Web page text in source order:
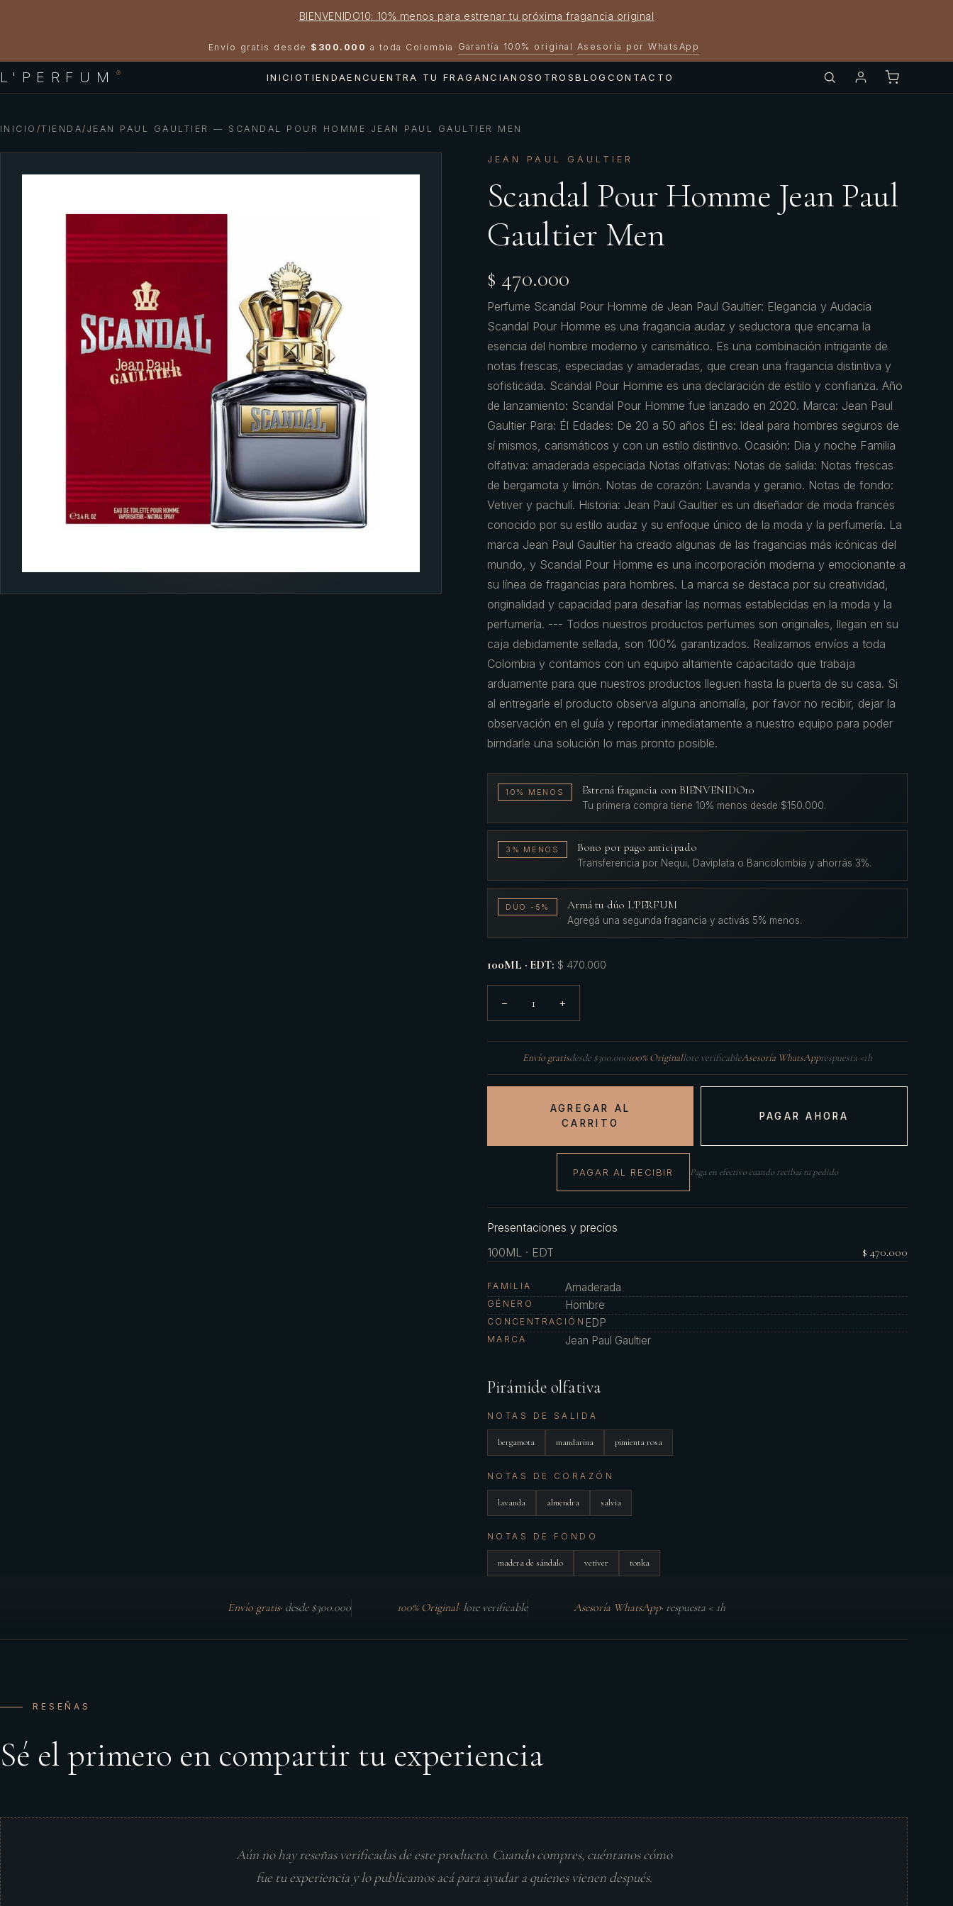
BIENVENIDO10: 10% menos para estrenar tu próxima fragancia original
Envío gratis desde $300.000 a toda Colombia · Garantía 100% original · Asesoría por WhatsApp
L'PERFUM ® INICIO TIENDAENCUENTRA TU FRAGANCIANOSOTROSBLOG CONTACTO
INICIO /TIENDA/ JEAN PAUL GAULTIER — SCANDAL POUR HOMME JEAN PAUL GAULTIER MEN
JEAN PAUL GAULTIER
Scandal Pour Homme Jean Paul
Gaultier Men
$ 470.000
Perfume Scandal Pour Homme de Jean Paul Gaultier: Elegancia y Audacia
Scandal Pour Homme es una fragancia audaz y seductora que encarna la
esencia del hombre moderno y carismático. Es una combinación intrigante de
notas frescas, especiadas y amaderadas, que crean una fragancia distintiva y
sofisticada. Scandal Pour Homme es una declaración de estilo y confianza. Año
de lanzamiento: Scandal Pour Homme fue lanzado en 2020. Marca: Jean Paul
Gaultier Para: Él Edades: De 20 a 50 años Él es: Ideal para hombres seguros de
sí mismos, carismáticos y con un estilo distintivo. Ocasión: Dia y noche Familia
olfativa: amaderada especiada Notas olfativas: Notas de salida: Notas frescas
de bergamota y limón. Notas de corazón: Lavanda y geranio. Notas de fondo:
Vetiver y pachulí. Historia: Jean Paul Gaultier es un diseñador de moda francés
conocido por su estilo audaz y su enfoque único de la moda y la perfumería. La
marca Jean Paul Gaultier ha creado algunas de las fragancias más icónicas del
mundo, y Scandal Pour Homme es una incorporación moderna y emocionante a
su línea de fragancias para hombres. La marca se destaca por su creatividad,
originalidad y capacidad para desafiar las normas establecidas en la moda y la
perfumería. --- Todos nuestros productos perfumes son originales, llegan en su
caja debidamente sellada, son 100% garantizados. Realizamos envíos a toda
Colombia y contamos con un equipo altamente capacitado que trabaja
arduamente para que nuestros productos lleguen hasta la puerta de su casa. Si
al entregarle el producto observa alguna anomalía, por favor no recibir, dejar la
observación en el guía y reportar inmediatamente a nuestro equipo para poder
birndarle una solución lo mas pronto posible.
10% MENOS Estrená fragancia con BIENVENIDO10
Tu primera compra tiene 10% menos desde $150.000.
3% MENOS Bono por pago anticipado
Transferencia por Nequi, Daviplata o Bancolombia y ahorrás 3%.
DÚO -5% Armá tu dúo L'PERFUM
Agregá una segunda fragancia y activás 5% menos.
100ML · EDT: $ 470.000
− 1 +
Envío gratisdesde $300.000100% Originallote verificableAsesoría WhatsApprespuesta <1h
AGREGAR AL
CARRITO
PAGAR AHORA
PAGAR AL RECIBIR Paga en efectivo cuando recibas tu pedido
Presentaciones y precios
100ML · EDT
$ 470.000
FAMILIA Amaderada
GÉNERO Hombre
CONCENTRACIÓN EDP
MARCA Jean Paul Gaultier
Pirámide olfativa
NOTAS DE SALIDA
bergamota mandarina pimienta rosa
NOTAS DE CORAZÓN
lavanda almendra salvia
NOTAS DE FONDO
madera de sándalo vetiver tonka
Envío gratis· desde $300.000 100% Original· lote verificable Asesoría WhatsApp· respuesta < 1h
RESEÑAS
Sé el primero en compartir tu experiencia
Aún no hay reseñas verificadas de este producto. Cuando compres, cuéntanos cómo
fue tu experiencia y lo publicamos acá para ayudar a quienes vienen después.